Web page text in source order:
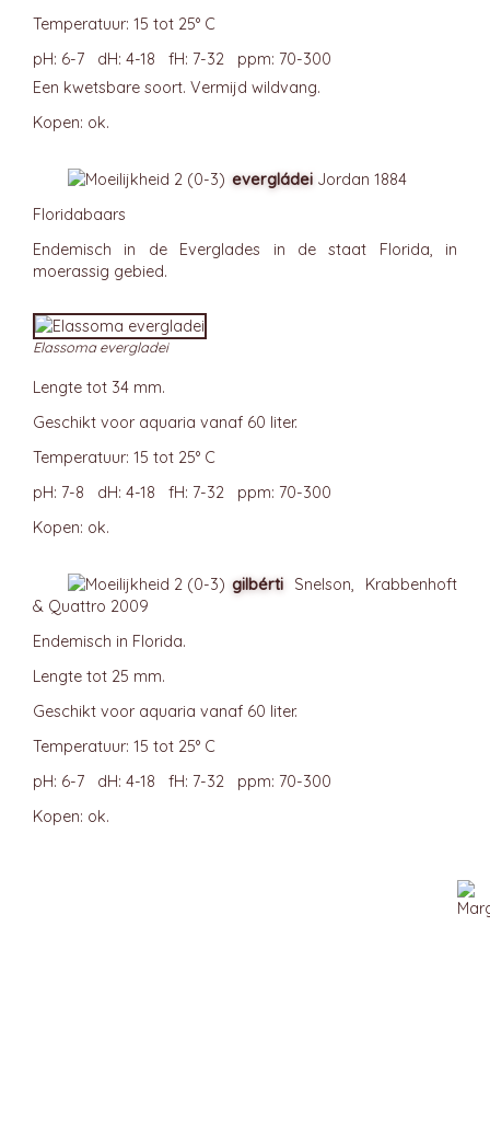
Temperatuur: 15 tot 25° C
pH: 6-7 dH: 4-18 fH: 7-32 ppm: 70-300
Een kwetsbare soort. Vermijd wildvang.
Kopen: ok.
evergládei Jordan 1884
Floridabaars
Endemisch in de Everglades in de staat Florida, in
moerassig gebied.
Elassoma evergladei
Lengte tot 34 mm.
Geschikt voor aquaria vanaf 60 liter.
Temperatuur: 15 tot 25° C
pH: 7-8 dH: 4-18 fH: 7-32 ppm: 70-300
Kopen: ok.
gilbérti Snelson, Krabbenhoft
& Quattro 2009
Endemisch in Florida.
Lengte tot 25 mm.
Geschikt voor aquaria vanaf 60 liter.
Temperatuur: 15 tot 25° C
pH: 6-7 dH: 4-18 fH: 7-32 ppm: 70-300
Kopen: ok.